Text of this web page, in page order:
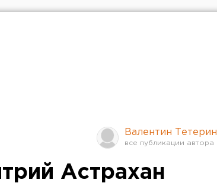
Валентин Тетерин
Астрахан